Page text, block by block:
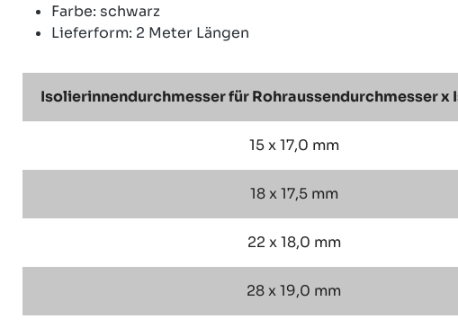
Farbe: schwarz
Lieferform: 2 Meter Längen
Isolierinnendurchmesser für Rohraussendurchmesser x
15 x 17,0 mm
18 x 17,5 mm
22 x 18,0 mm
28 x 19,0 mm